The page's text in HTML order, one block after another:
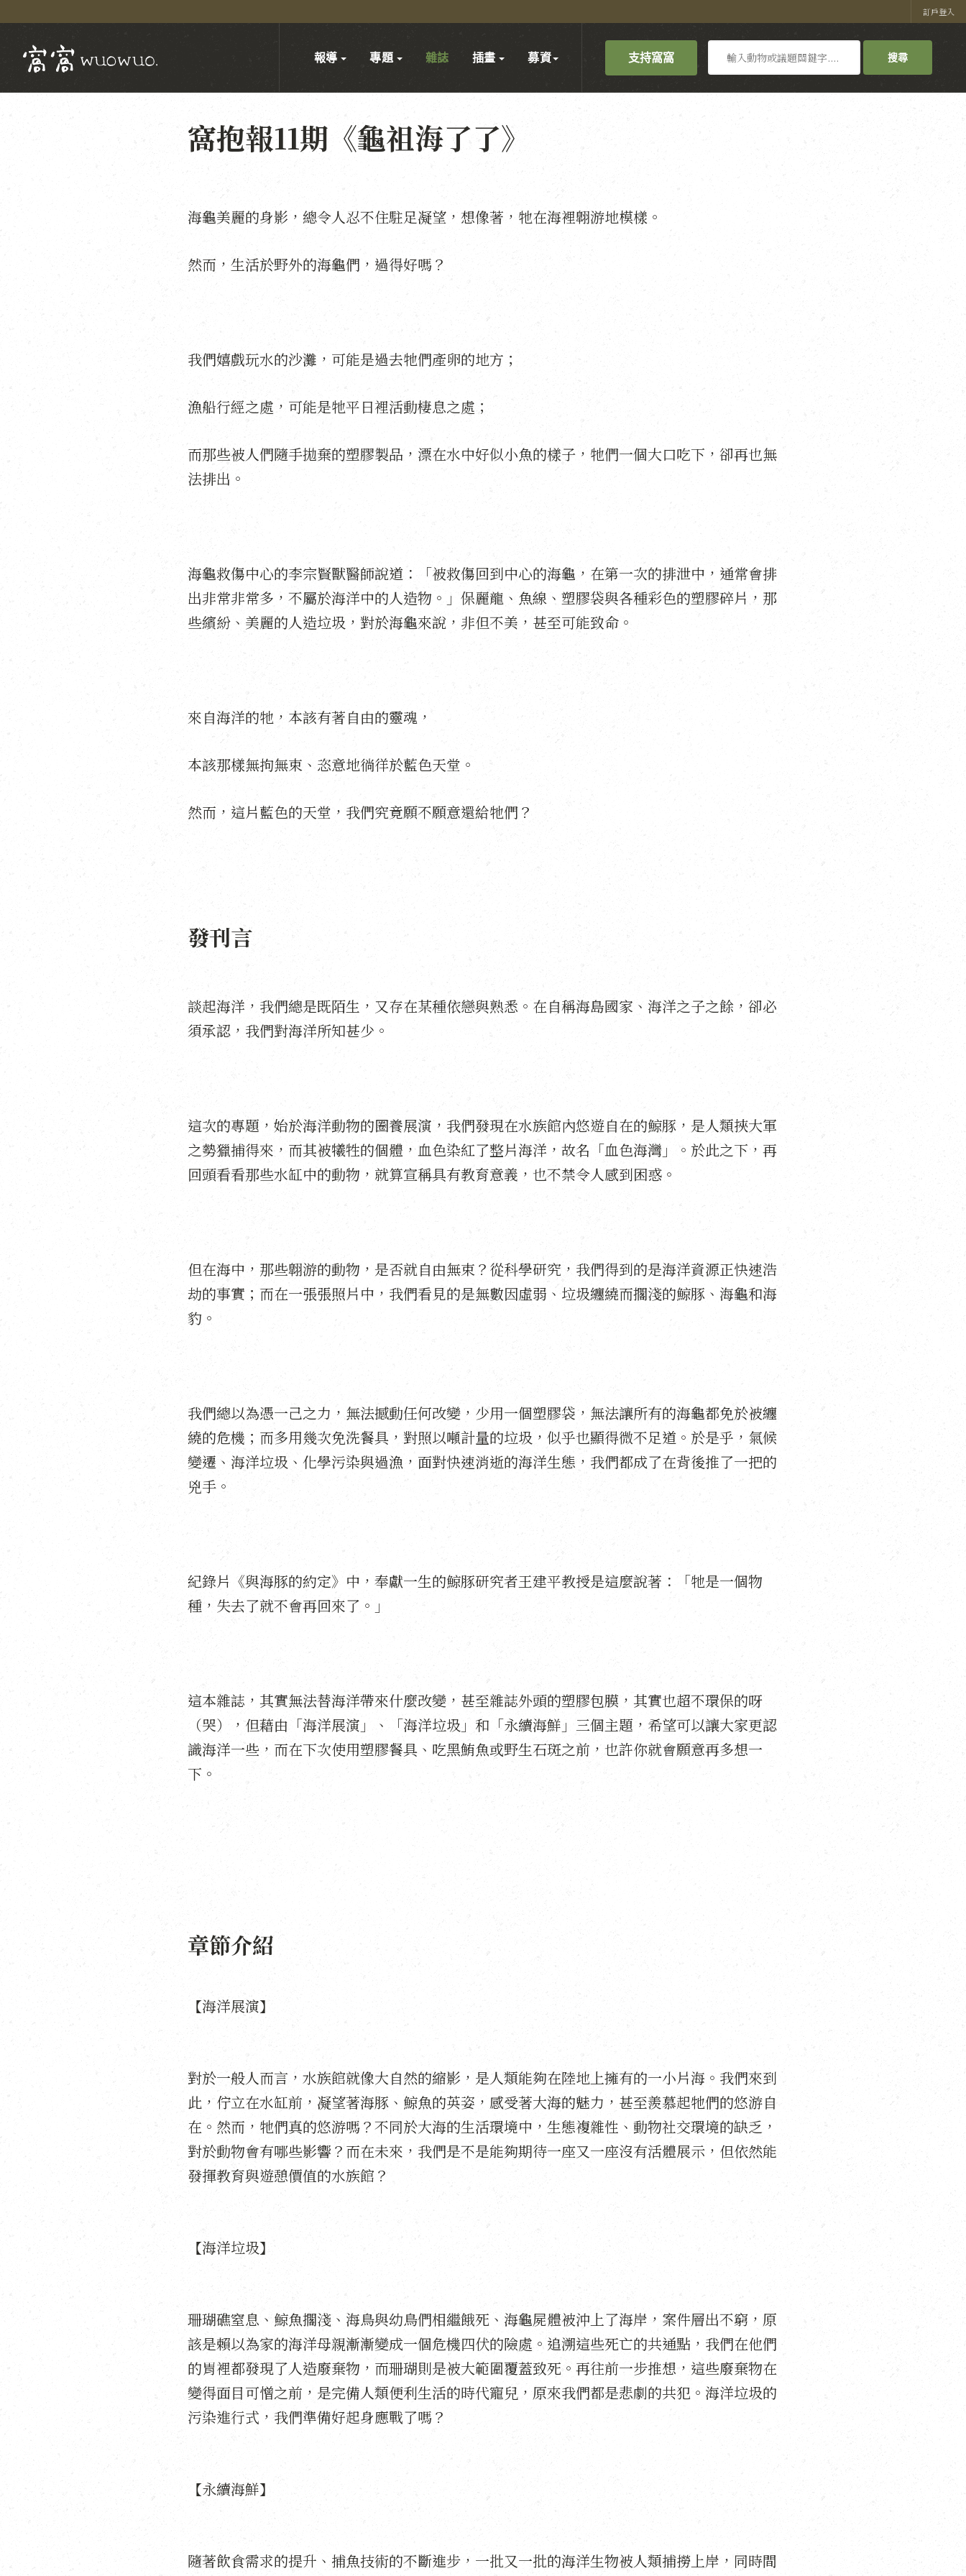
訂戶登入
支持窩窩
尋
搜尋
報導 專題 雜誌 插畫 募資
窩抱報11期《龜祖海了了》
海龜美麗的身影，總令人忍不住駐足凝望，想像著，牠在海裡翺游地模樣。
然而，生活於野外的海龜們，過得好嗎？
我們嬉戲玩水的沙灘，可能是過去牠們產卵的地方；
漁船行經之處，可能是牠平日裡活動棲息之處；
而那些被人們隨手拋棄的塑膠製品，漂在水中好似小魚的樣子，牠們一個大口吃下，卻再也無
法排出。
海龜救傷中心的李宗賢獸醫師說道：「被救傷回到中心的海龜，在第一次的排泄中，通常會排
出非常非常多，不屬於海洋中的人造物。」保麗龍、魚線、塑膠袋與各種彩色的塑膠碎片，那
些繽紛、美麗的人造垃圾，對於海龜來說，非但不美，甚至可能致命。
來自海洋的牠，本該有著自由的靈魂，
本該那樣無拘無束、恣意地徜徉於藍色天堂。
然而，這片藍色的天堂，我們究竟願不願意還給牠們？
發刊言
談起海洋，我們總是既陌生，又存在某種依戀與熟悉。在自稱海島國家、海洋之子之餘，卻必
須承認，我們對海洋所知甚少。
這次的專題，始於海洋動物的圈養展演，我們發現在水族館內悠遊自在的鯨豚，是人類挾大軍
之勢獵捕得來，而其被犧牲的個體，血色染紅了整片海洋，故名「血色海灣」。於此之下，再
回頭看看那些水缸中的動物，就算宣稱具有教育意義，也不禁令人感到困惑。
但在海中，那些翺游的動物，是否就自由無束？從科學研究，我們得到的是海洋資源正快速浩
劫的事實；而在一張張照片中，我們看見的是無數因虛弱、垃圾纏繞而擱淺的鯨豚、海龜和海
豹。
我們總以為憑一己之力，無法撼動任何改變，少用一個塑膠袋，無法讓所有的海龜都免於被纏
繞的危機；而多用幾次免洗餐具，對照以噸計量的垃圾，似乎也顯得微不足道。於是乎，氣候
變遷、海洋垃圾、化學污染與過漁，面對快速消逝的海洋生態，我們都成了在背後推了一把的
兇手。
紀錄片《與海豚的約定》中，奉獻一生的鯨豚研究者王建平教授是這麼說著：「牠是一個物
種，失去了就不會再回來了。」
這本雜誌，其實無法替海洋帶來什麼改變，甚至雜誌外頭的塑膠包膜，其實也超不環保的呀
（哭），但藉由「海洋展演」、「海洋垃圾」和「永續海鮮」三個主題，希望可以讓大家更認
識海洋一些，而在下次使用塑膠餐具、吃黑鮪魚或野生石斑之前，也許你就會願意再多想一
下。
章節介紹
【海洋展演】
對於一般人而言，水族館就像大自然的縮影，是人類能夠在陸地上擁有的一小片海。我們來到
此，佇立在水缸前，凝望著海豚、鯨魚的英姿，感受著大海的魅力，甚至羨慕起牠們的悠游自
在。然而，牠們真的悠游嗎？不同於大海的生活環境中，生態複雜性、動物社交環境的缺乏，
對於動物會有哪些影響？而在未來，我們是不是能夠期待一座又一座沒有活體展示，但依然能
發揮教育與遊憩價值的水族館？
【海洋垃圾】
珊瑚礁窒息、鯨魚擱淺、海鳥與幼鳥們相繼餓死、海龜屍體被沖上了海岸，案件層出不窮，原
該是賴以為家的海洋母親漸漸變成一個危機四伏的險處。追溯這些死亡的共通點，我們在他們
的胃裡都發現了人造廢棄物，而珊瑚則是被大範圍覆蓋致死。再往前一步推想，這些廢棄物在
變得面目可憎之前，是完備人類便利生活的時代寵兒，原來我們都是悲劇的共犯。海洋垃圾的
污染進行式，我們準備好起身應戰了嗎？
【永續海鮮】
隨著飲食需求的提升、捕魚技術的不斷進步，一批又一批的海洋生物被人類捕撈上岸，同時間